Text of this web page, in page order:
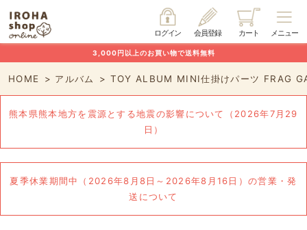
メニュー
カート
会員登録
ログイン
3,000円以上のお買い物で送料無料
HOME アルバム TOY ALBUM MINI仕掛けパーツ FRAG
熊本県熊本地方を震源とする地震の影響について（2026年7月29
日）
夏季休業期間中（2026年8月8日～2026年8月16日）の営業・発
送について